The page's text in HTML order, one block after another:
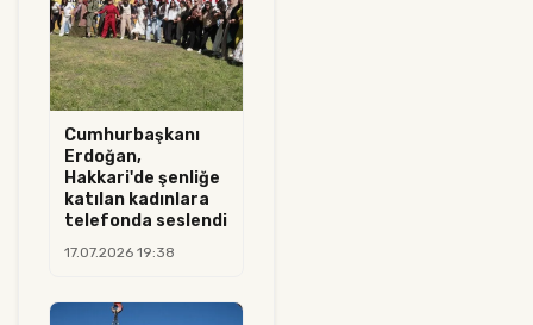
Cumhurbaşkanı
Erdoğan,
Hakkari'de şenliğe
katılan kadınlara
telefonda seslendi
17.07.2026 19:38